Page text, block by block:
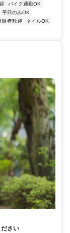
バイク通勤OK
平日のみOK
験者歓迎
ネイルOK
さい